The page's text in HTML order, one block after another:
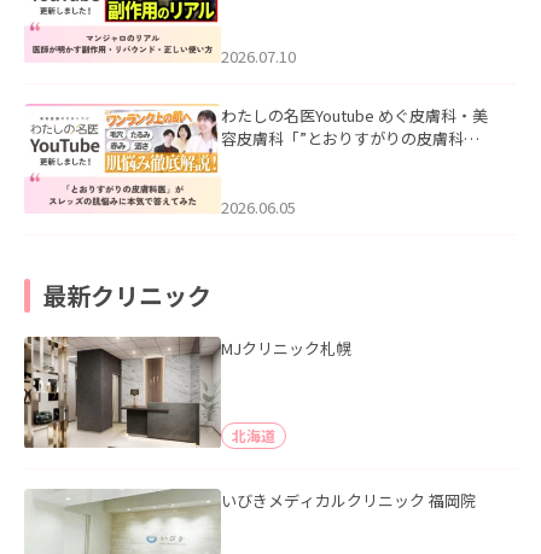
た。
2026.07.10
わたしの名医Youtube めぐ皮膚科・美
容皮膚科「”とおりすがりの皮膚科
2026.06.05
最新クリニック
MJクリニック札幌
北海道
いびきメディカルクリニック 福岡院